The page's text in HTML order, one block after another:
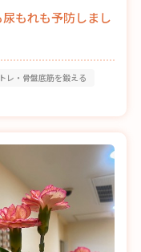
もれも予防しまし
レ・骨盤底筋を鍛える